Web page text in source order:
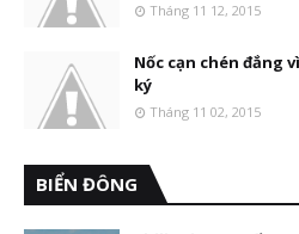
Tháng 11 12, 2015
Nốc cạn chén đắng
ký
Tháng 11 02, 2015
BIỂN ĐÔNG